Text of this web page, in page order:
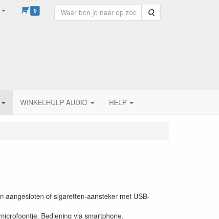
0 Zoeken
WINKELHULP AUDIO HELP
aangesloten of sigaretten-aansteker met USB-
Bediening via smartphone.